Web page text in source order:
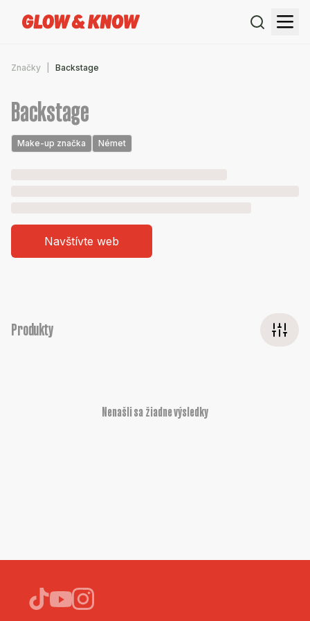
Značky Backstage
Backstage
Make-up značka Német
Navštívte web
Produkty
Nenašli sa žiadne výsledky